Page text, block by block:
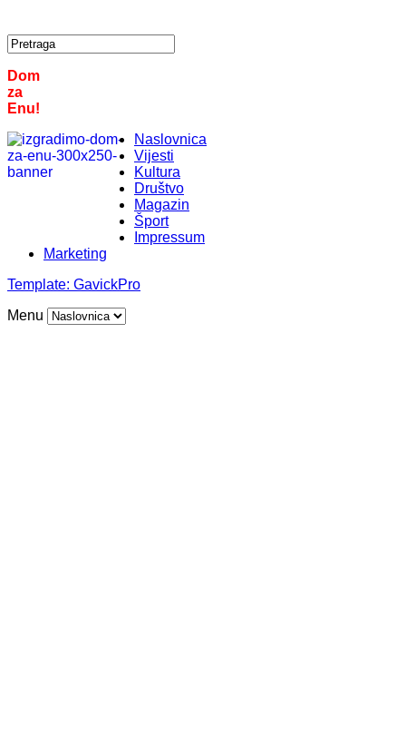
Dom
za
Enu!
Naslovnica
Vijesti
Kultura
Društvo
Magazin
Šport
Impressum
Marketing
Template: GavickPro
Menu